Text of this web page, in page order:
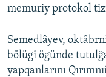
memuriy protokol
Semedlâyev,
bölügi ögünde
yapqanlarını